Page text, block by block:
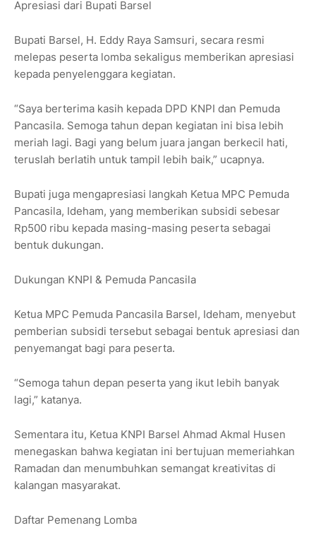
Apresiasi dari Bupati Barsel
Bupati Barsel, H. Eddy Raya Samsuri, secara resmi
melepas peserta lomba sekaligus memberikan apresiasi
kepada penyelenggara kegiatan.
“Saya berterima kasih kepada DPD KNPI dan Pemuda
Pancasila. Semoga tahun depan kegiatan ini bisa lebih
meriah lagi. Bagi yang belum juara jangan berkecil hati,
teruslah berlatih untuk tampil lebih baik,” ucapnya.
Bupati juga mengapresiasi langkah Ketua MPC Pemuda
Pancasila, Ideham, yang memberikan subsidi sebesar
Rp500 ribu kepada masing-masing peserta sebagai
bentuk dukungan.
Dukungan KNPI & Pemuda Pancasila
Ketua MPC Pemuda Pancasila Barsel, Ideham, menyebut
pemberian subsidi tersebut sebagai bentuk apresiasi dan
penyemangat bagi para peserta.
“Semoga tahun depan peserta yang ikut lebih banyak
lagi,” katanya.
Sementara itu, Ketua KNPI Barsel Ahmad Akmal Husen
menegaskan bahwa kegiatan ini bertujuan memeriahkan
Ramadan dan menumbuhkan semangat kreativitas di
kalangan masyarakat.
Daftar Pemenang Lomba